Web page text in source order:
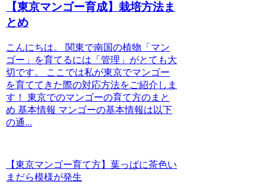
【東京マンゴー育成】栽培方法ま
とめ
こんにちは。 関東で南国の植物「マン
ゴー」を育てるには「管理」がとても大
切です。 ここでは私が東京でマンゴー
を育ててきた際の対応方法をご紹介しま
す！ 東京でのマンゴーの育て方のまと
め 基本情報 マンゴーの基本情報は以下
の通...
【東京マンゴー育て方】葉っぱに茶色い
まだら模様が発生